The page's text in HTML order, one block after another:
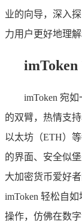
业的向导，深入
力用户更好地理
imToken
imToken 宛
的双臂，热情支
以太坊（ETH）
的界面、安全似
大加密货币爱好
imToken 轻松自
操作，仿佛在数